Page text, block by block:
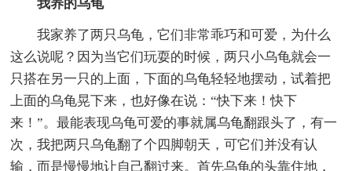
我养的乌龟
我家养了两只乌龟，它们非常乖巧和可爱，为什么
这么说呢？因为当它们玩耍的时候，两只小乌龟就会一
只搭在另一只的上面，下面的乌龟轻轻地摆动，试着把
上面的乌龟晃下来，也好像在说：“快下来！快下
来！”。最能表现乌龟可爱的事就属乌龟翻跟头了，有一
次，我把两只乌龟翻了个四脚朝天，可它们并没有认
输，而是慢慢地让自己翻过来。首先乌龟的头靠住地，